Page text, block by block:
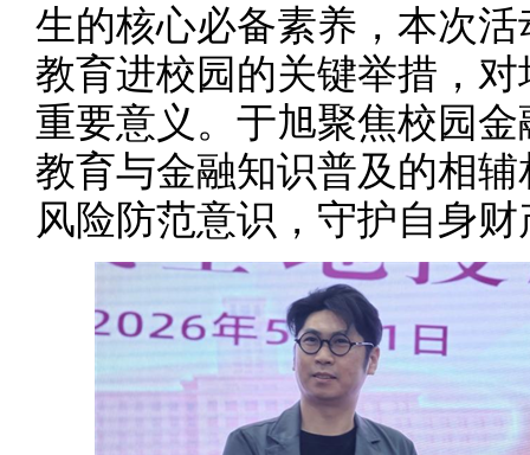
生的核心必备素养，本次
教育进校园的关键举措，
重要意义。于旭聚焦校园
教育与金融知识普及的相
风险防范意识，守护自身